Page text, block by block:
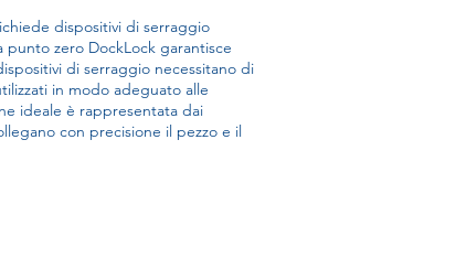
dispositivi di serraggio
zero DockLock garantisce
di serraggio necessitano di
in modo adeguato alle
ideale è rappresentata dai
con precisione il pezzo e il